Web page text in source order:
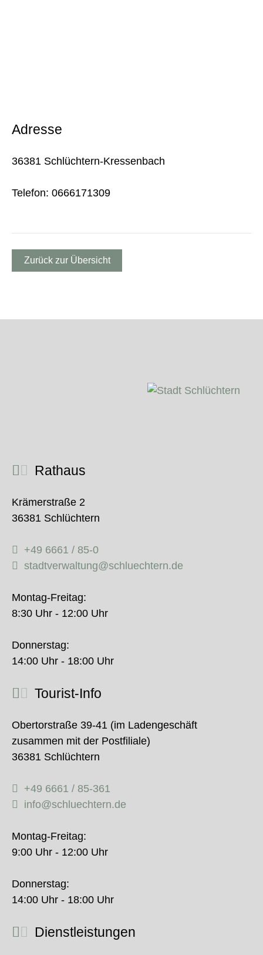
Adresse
36381 Schlüchtern-Kressenbach
Telefon: 0666171309
Zurück zur Übersicht
Rathaus
Krämerstraße 2
36381 Schlüchtern
+49 6661 / 85-0
stadtverwaltung@schluechtern.de
Montag-Freitag:
8:30 Uhr - 12:00 Uhr
Donnerstag:
14:00 Uhr - 18:00 Uhr
Tourist-Info
Obertorstraße 39-41 (im Ladengeschäft
zusammen mit der Postfiliale)
36381 Schlüchtern
+49 6661 / 85-361
info@schluechtern.de
Montag-Freitag:
9:00 Uhr - 12:00 Uhr
Donnerstag:
14:00 Uhr - 18:00 Uhr
Dienstleistungen